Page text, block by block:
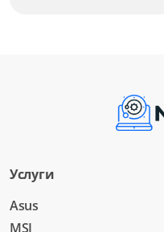
Услуги
Asus
MSI